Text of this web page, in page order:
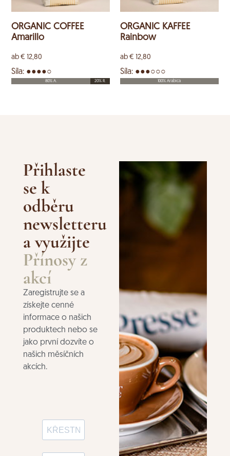
ORGANIC COFFEE
Amarillo
ab€ 12,80
Síla: ●●●●○
80% A. 20% R.
ORGANIC KAFFEE
Rainbow
ab € 12,80
Síla: ●●●○○○
100% Arabica
Přihlaste
se k
odběru
newsletteru
a využijte
Přínosy z
akcí
Zaregistrujte se a
získejte cenné
informace o našich
produktech nebo se
jako první dozvíte o
našich měsíčních
akcích.